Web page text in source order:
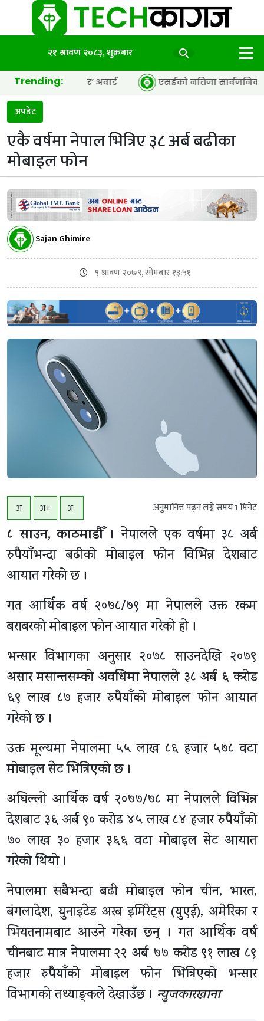
२१ श्रावण २०८३, शुक्रबार
Trending:
द इयर’ अवार्ड एसईको नतिजा सार्वजनिक, ६५.९८
अपडेट
एकै वर्षमा नेपाल भित्रिए ३८ अर्ब बढीका
मोबाइल फोन
Sajan Ghimire
९ श्रावण २०७९, सोमबार १३:५१
अ अ+ अ- अनुमानित्त पढ्न लग्ने समय1मिनेट
८ साउन, काठमाडाैँ । नेपालले एक वर्षमा ३८ अर्ब
रुपैयाँभन्दा बढीको मोबाइल फोन विभिन्न देशबाट
आयात गरेको छ ।
गत आर्थिक वर्ष २०७८/७९ मा नेपालले उक्त रकम
बराबरको मोबाइल फोन आयात गरेको हो ।
भन्सार विभागका अनुसार २०७८ साउनदेखि २०७९
असार मसान्तसम्को अवधिमा नेपालले ३८ अर्ब ६ करोड
६९ लाख ८७ हजार रुपैयाँको मोबाइल फोन आयात
गरेको छ ।
उक्त मूल्यमा नेपालमा ५५ लाख ८६ हजार ५७८ वटा
मोबाइल सेट भित्रिएको छ ।
अघिल्लो आर्थिक वर्ष २०७७/७८ मा नेपालले विभिन्न
देशबाट ३६ अर्ब ९० करोड ४५ लाख ८४ हजार रुपैयाँको
७० लाख ३० हजार ३६६ वटा मोबाइल सेट आयात
गरेको थियो ।
नेपालमा सबैभन्दा बढी मोबाइल फोन चीन, भारत,
बंगलादेश, युनाइटेड अरब इमिरेट्स (युएई), अमेरिका र
भियतनामबाट आउने गरेका छन् । गत आर्थिक वर्ष
चीनबाट मात्र नेपालमा २२ अर्ब ७७ करोड ९१ लाख ८९
हजार रुपैयाँको मोबाइल फोन भित्रिएको भन्सार
विभागको तथ्याङ्कले देखाउँछ । न्युजकारखाना